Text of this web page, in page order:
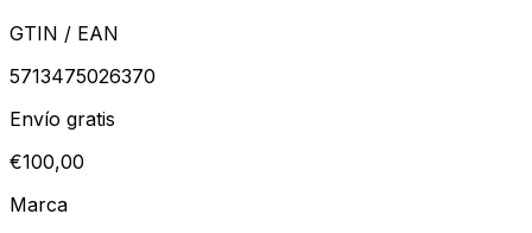
GTIN / EAN
5713475026370
Envío gratis
€100,00
Marca